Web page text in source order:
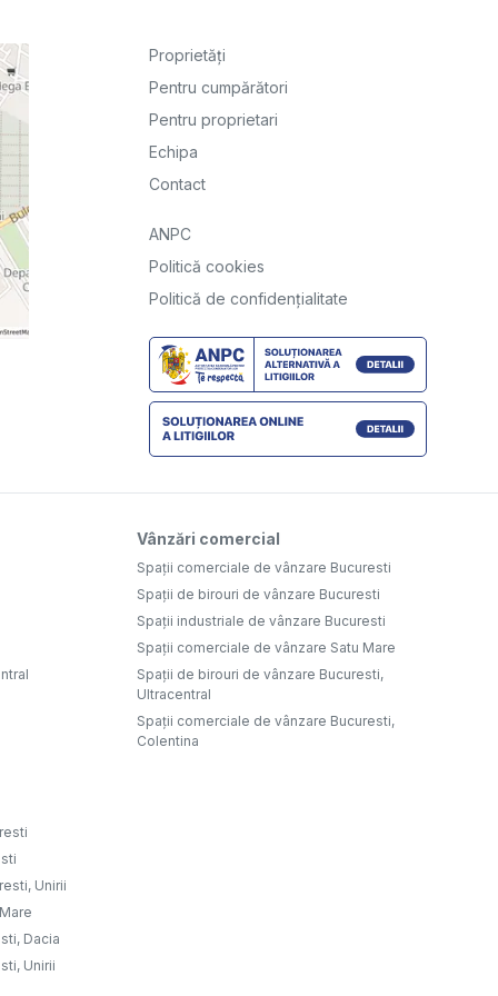
Proprietăți
Pentru cumpărători
Pentru proprietari
Echipa
Contact
ANPC
Politică cookies
Politică de confidențialitate
Vânzări comercial
Spații comerciale de vânzare Bucuresti
Spații de birouri de vânzare Bucuresti
Spații industriale de vânzare Bucuresti
Spații comerciale de vânzare Satu Mare
Spații de birouri de vânzare Bucuresti,
Ultracentral
Spații comerciale de vânzare Bucuresti,
Colentina
Unirii
Dacia
Unirii